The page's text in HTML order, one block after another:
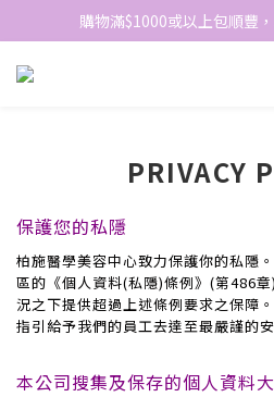
網站免費登記會員，會員優
購物滿$1000或以上包順豐
網站免費登記會員，會員優
PRIVACY
保護您的私隱
柏施醫學美容中心致力保護你的私隱
區的《個人資料(私隱)條例》(第486
況之下提供超過上述條例要求之保障
指引給予我們的員工去達至最嚴謹的
本公司搜集及保存的個人資料